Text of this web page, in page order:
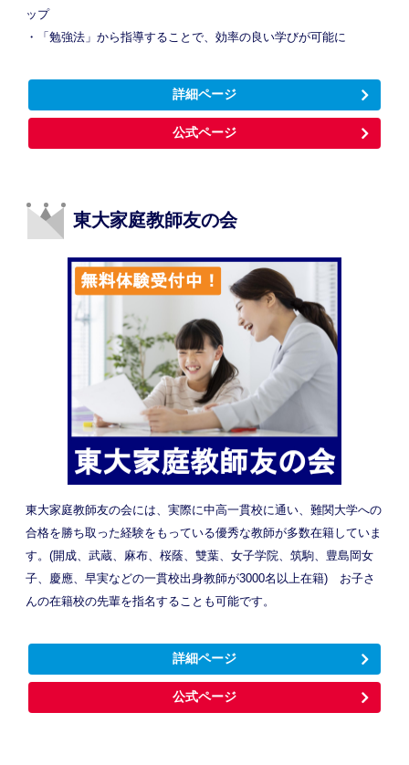
ップ
・「勉強法」から指導することで、効率の良い学びが可能に
詳細ページ
公式ページ
東大家庭教師友の会
東大家庭教師友の会には、実際に中高一貫校に通い、難関大学への
合格を勝ち取った経験をもっている優秀な教師が多数在籍していま
す。(開成、武蔵、麻布、桜蔭、雙葉、女子学院、筑駒、豊島岡女
子、慶應、早実などの一貫校出身教師が3000名以上在籍) お子さ
んの在籍校の先輩を指名することも可能です。
詳細ページ
公式ページ